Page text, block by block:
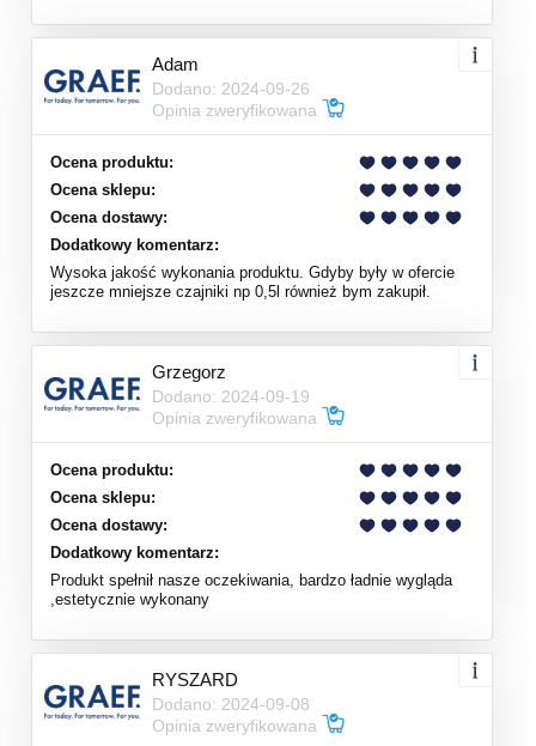
Adam
Dodano: 2024-09-26
Opinia zweryfikowana
Ocena produktu:
Ocena sklepu:
Ocena dostawy:
Dodatkowy komentarz:
Wysoka jakość wykonania produktu. Gdyby były w ofercie
jeszcze mniejsze czajniki np 0,5l również bym zakupił.
Grzegorz
Dodano: 2024-09-19
Opinia zweryfikowana
Ocena produktu:
Ocena sklepu:
Ocena dostawy:
Dodatkowy komentarz:
Produkt spełnił nasze oczekiwania, bardzo ładnie wygląda
,estetycznie wykonany
RYSZARD
Dodano: 2024-09-08
Opinia zweryfikowana